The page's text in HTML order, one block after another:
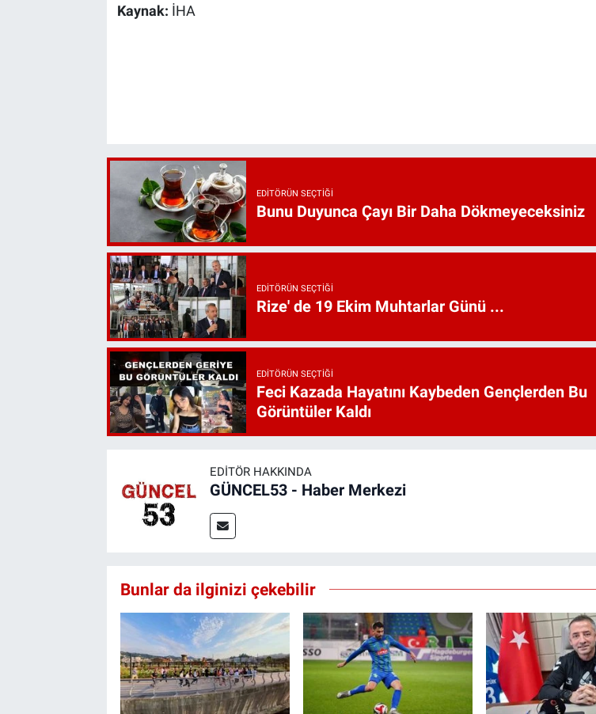
Kaynak: İHA
EDITÖRÜN SEÇTIĞI
Bunu Duyunca Çayı Bir Daha Dökmeyeceksiniz
EDITÖRÜN SEÇTIĞI
Rize' de 19 Ekim Muhtarlar Günü ...
EDITÖRÜN SEÇTIĞI
Feci Kazada Hayatını Kaybeden Gençlerden Bu
Görüntüler Kaldı
EDITÖR HAKKINDA
GÜNCEL53 - Haber Merkezi
Bunlar da ilginizi çekebilir